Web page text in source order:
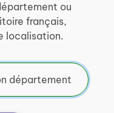
ou
français,
localisation.